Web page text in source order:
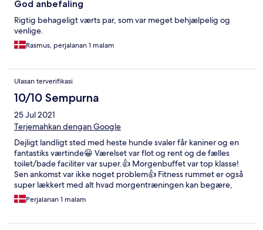
God anbefaling
Rigtig behageligt værts par, som var meget behjælpelig og
venlige.
Rasmus, perjalanan 1 malam
Ulasan terverifikasi
10/10 Sempurna
25 Jul 2021
Terjemahkan dengan Google
Dejligt landligt sted med heste hunde svaler får kaniner og en
fantastiks værtinde😀 Værelset var flot og rent og de fælles
toilet/bade faciliter var super.👍 Morgenbuffet var top klasse!
Sen ankomst var ikke noget problem👍 Fitness rummet er også
super lækkert med alt hvad morgentræningen kan begære,
endda med panorama udsigt udover den smukke natur😃
Perjalanan 1 malam